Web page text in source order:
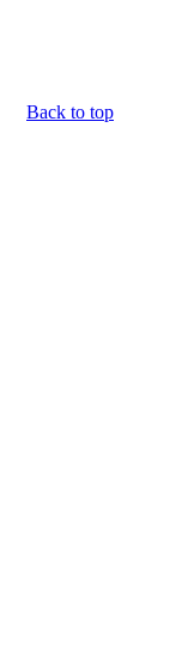
Back to top